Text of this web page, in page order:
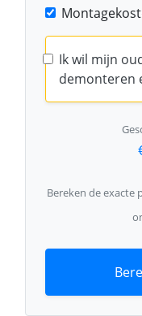
Ik wil mijn
demonteren
Bereken de exacte